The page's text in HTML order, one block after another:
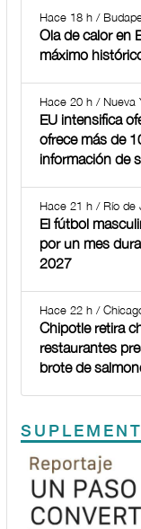
Hace 18 h /
Ola de calor en
máximo
Hace 20 h / Nueva
EU intensifica
ofrece más de
información de
Hace 21 h / Río de
El fútbol
por un mes
2027
Hace 22 h /
Chipotle retira
restaurantes
brote de